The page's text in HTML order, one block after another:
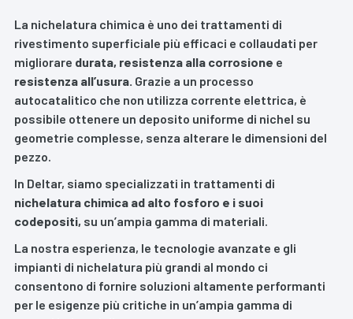
La nichelatura chimica è uno dei trattamenti di
rivestimento superficiale più efficaci e collaudati per
migliorare durata, resistenza alla corrosione e
resistenza all’usura. Grazie a un processo
autocatalitico che non utilizza corrente elettrica, è
possibile ottenere un deposito uniforme di nichel su
geometrie complesse, senza alterare le dimensioni del
pezzo.
In Deltar, siamo specializzati in trattamenti di
nichelatura chimica ad alto fosforo e i suoi
codepositi, su un’ampia gamma di materiali.
La nostra esperienza, le tecnologie avanzate e gli
impianti di nichelatura più grandi al mondo ci
consentono di fornire soluzioni altamente performanti
per le esigenze più critiche in un’ampia gamma di